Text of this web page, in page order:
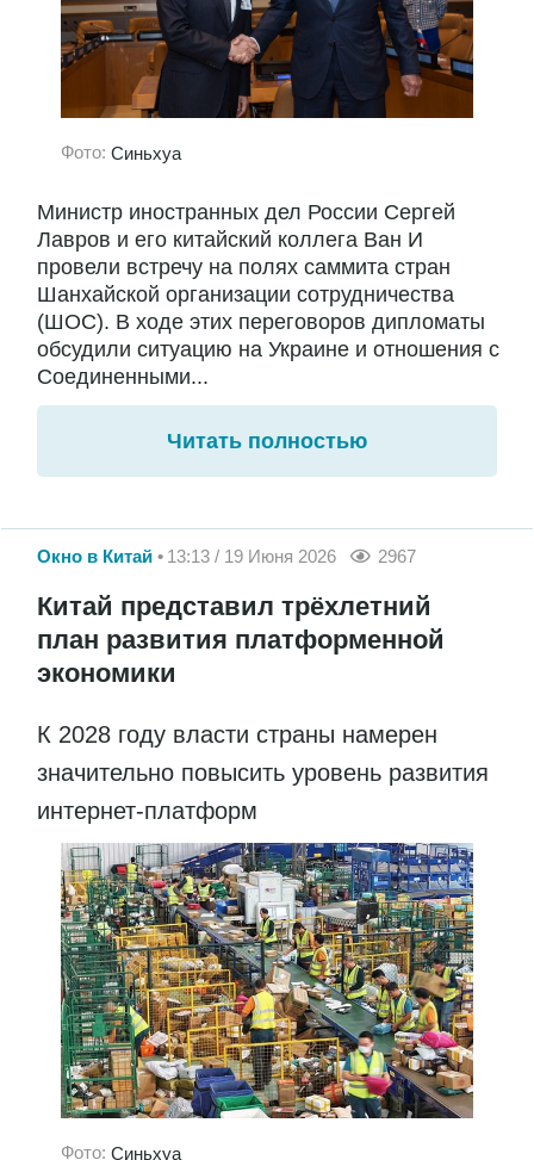
Фото: Синьхуа
Министр иностранных дел России Сергей
Лавров и его китайский коллега Ван И
провели встречу на полях саммита стран
Шанхайской организации сотрудничества
(ШОС). В ходе этих переговоров дипломаты
обсудили ситуацию на Украине и отношения с
Соединенными...
Читать полностью
Окно в Китай 13:13 / 19 Июня 2026 2967
Китай представил трёхлетний
план развития платформенной
экономики
К 2028 году власти страны намерен
значительно повысить уровень развития
интернет-платформ
Фото: Синьхуа